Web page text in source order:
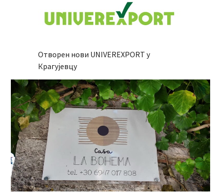
Отворен нови UNIVEREXPORT у
Крагујевцу